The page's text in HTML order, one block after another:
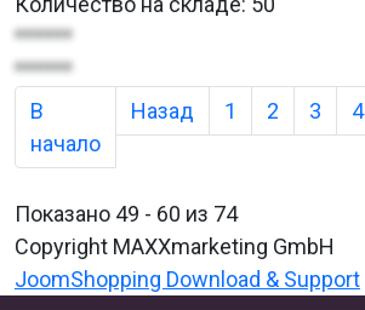
******
******
В
начало
Назад 1 2 3 4
Показано 49 - 60 из 74
Copyright MAXXmarketing GmbH
JoomShopping Download & Support